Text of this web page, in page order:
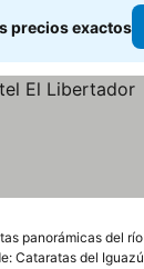
precios exactos
panorámicas del río
Cataratas del Iguazú